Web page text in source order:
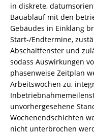
in diskrete,
Bauablauf mit den
Gebäudes in Einklang
Start-/Endtermine,
Abschaltfenster und
sodass Auswirkungen
phasenweise Zeitplan
Arbeitswochen zu,
unvorhergesehene
Wochenendschichten
nicht unterbrochen